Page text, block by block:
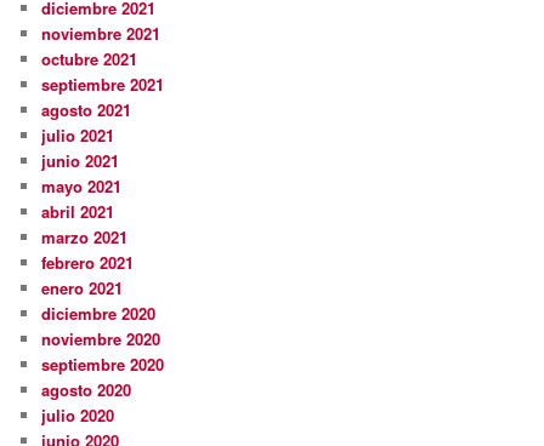
diciembre 2021
noviembre 2021
octubre 2021
septiembre 2021
agosto 2021
julio 2021
junio 2021
mayo 2021
abril 2021
marzo 2021
febrero 2021
enero 2021
diciembre 2020
noviembre 2020
septiembre 2020
agosto 2020
julio 2020
junio 2020